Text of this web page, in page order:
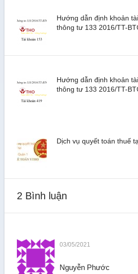
Hướng dẫn định khoản
thông tư 133 2016/TT-
Hướng dẫn định khoản
thông tư 133 2016/TT-
Dịch vụ quyết toán thuế
2 Bình luận
03/05/2021
Nguyễn Phước